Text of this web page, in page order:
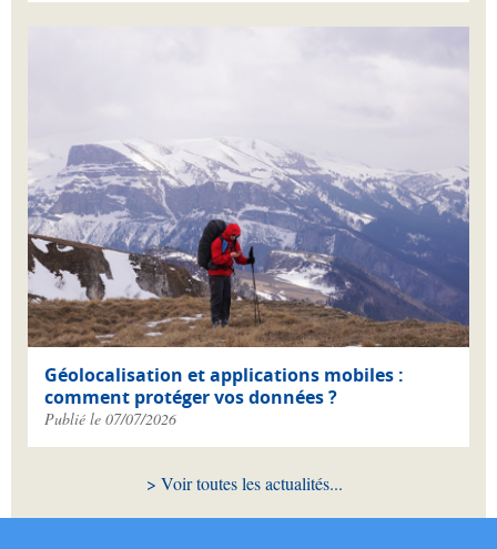
Géolocalisation et applications mobiles :
comment protéger vos données ?
Publié le 07/07/2026
Voir toutes les actualités